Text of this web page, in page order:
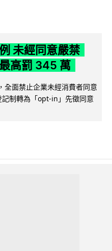
未經同意嚴禁
高罰 345 萬
全面禁止企業未經消費者同意
制轉為「opt-in」先徵同意